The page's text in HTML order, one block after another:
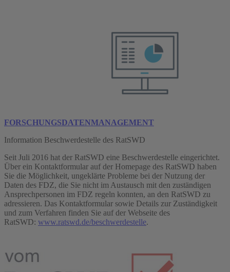
FORSCHUNGSDATENMANAGEMENT
Information Beschwerdestelle des RatSWD
Seit Juli 2016 hat der RatSWD eine Beschwerdestelle eingerichtet.
Über ein Kontaktformular auf der Homepage des RatSWD haben
Sie die Möglichkeit, ungeklärte Probleme bei der Nutzung der
Daten des FDZ, die Sie nicht im Austausch mit den zuständigen
Ansprechpersonen im FDZ regeln konnten, an den RatSWD zu
adressieren. Das Kontaktformular sowie Details zur Zuständigkeit
und zum Verfahren finden Sie auf der Webseite des
RatSWD: www.ratswd.de/beschwerdestelle.